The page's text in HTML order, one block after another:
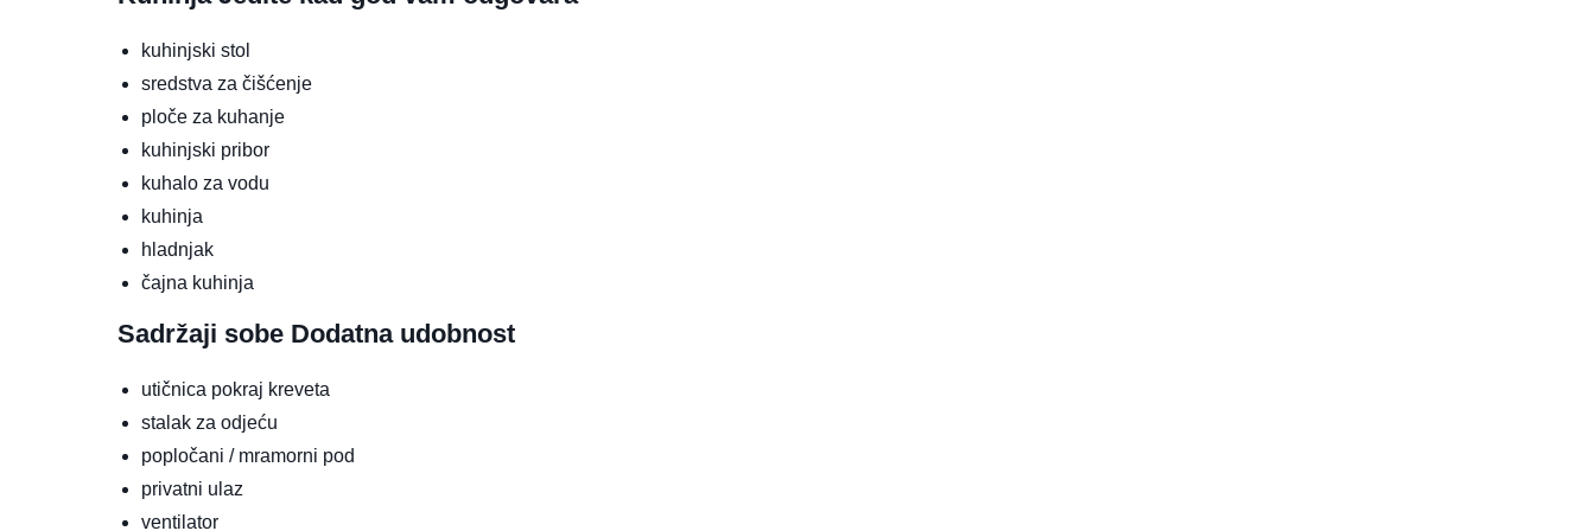
kuhinjski stol
sredstva za čišćenje
ploče za kuhanje
kuhinjski pribor
kuhalo za vodu
kuhinja
hladnjak
čajna kuhinja
Sadržaji sobe Dodatna udobnost
utičnica pokraj kreveta
stalak za odjeću
popločani / mramorni pod
privatni ulaz
ventilator